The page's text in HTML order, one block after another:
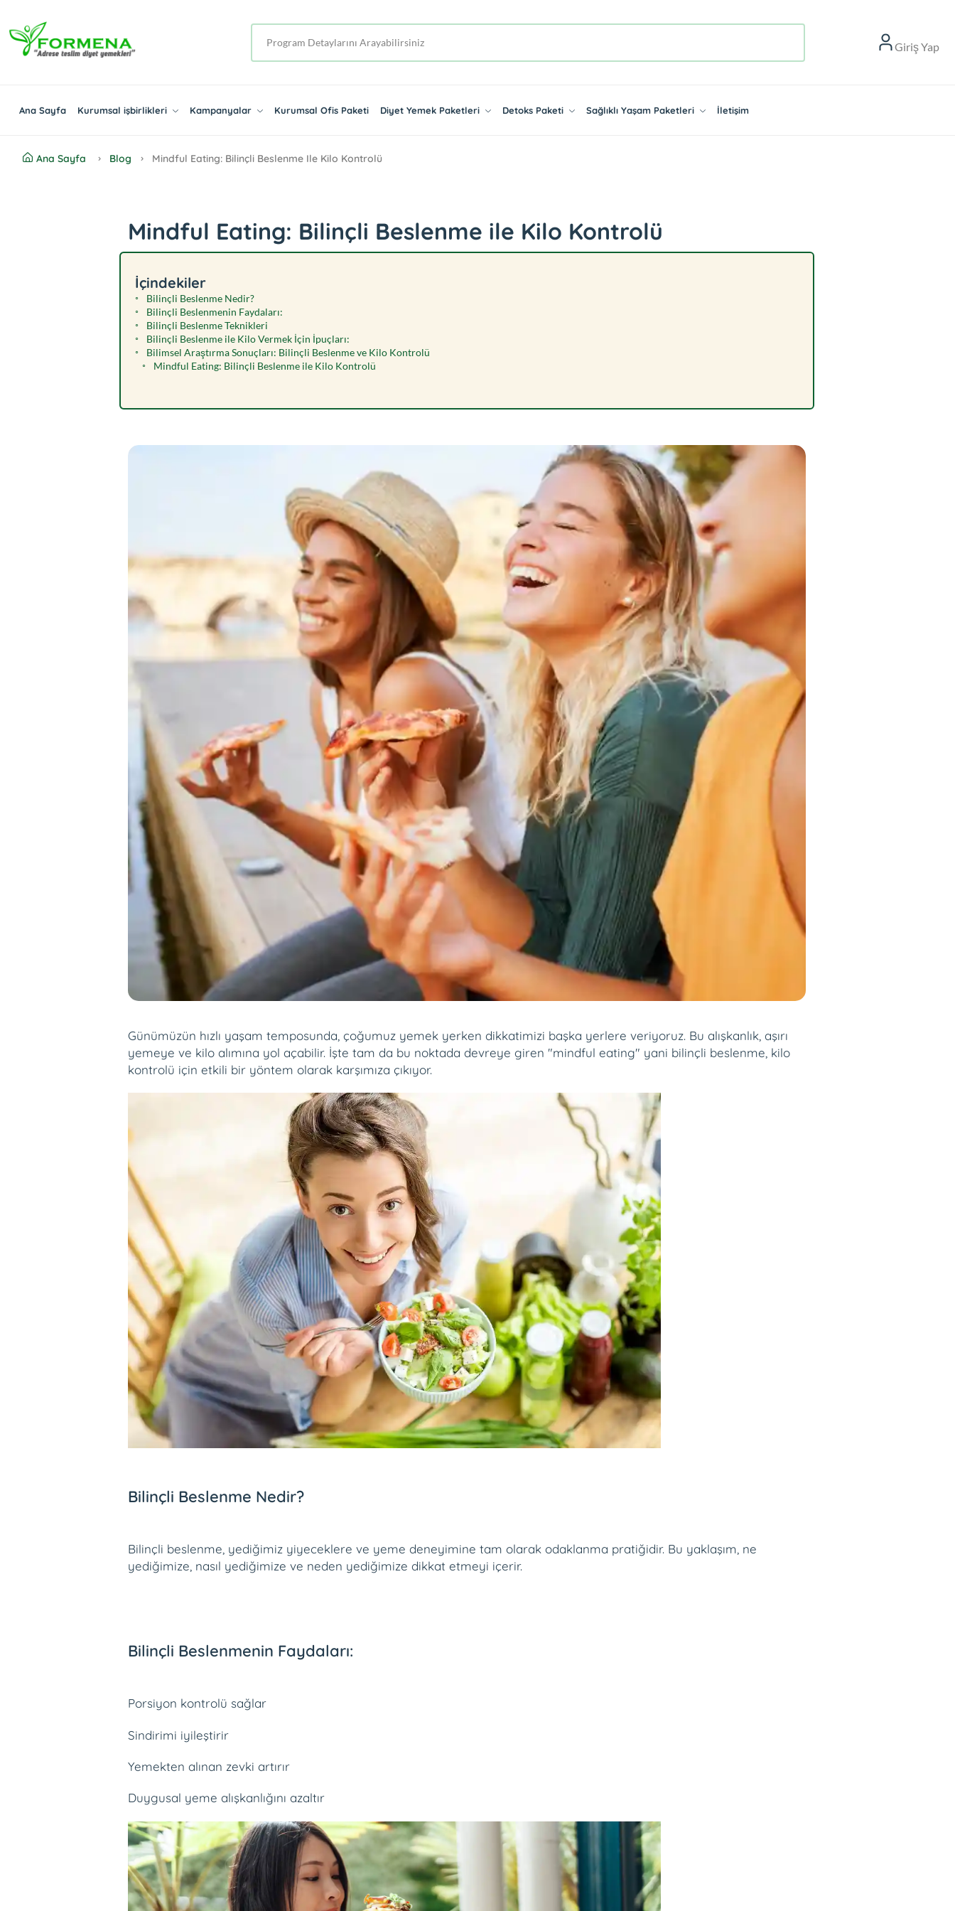
Giriş Yap
Ana Sayfa Kurumsal işbirlikleri Kampanyalar Kurumsal Ofis Paketi Diyet Yemek Paketleri Detoks Paketi Sağlıklı Yaşam Paketleri İletişim
Ana Sayfa Blog Mindful Eating: Bilinçli Beslenme Ile Kilo Kontrolü
Mindful Eating: Bilinçli Beslenme ile Kilo Kontrolü
İçindekiler
Bilinçli Beslenme Nedir?
Bilinçli Beslenmenin Faydaları:
Bilinçli Beslenme Teknikleri
Bilinçli Beslenme ile Kilo Vermek İçin İpuçları:
Bilimsel Araştırma Sonuçları: Bilinçli Beslenme ve Kilo Kontrolü
Mindful Eating: Bilinçli Beslenme ile Kilo Kontrolü
Günümüzün hızlı yaşam temposunda, çoğumuz yemek yerken dikkatimizi başka yerlere veriyoruz. Bu alışkanlık, aşırı
yemeye ve kilo alımına yol açabilir. İşte tam da bu noktada devreye giren "mindful eating" yani bilinçli beslenme, kilo
kontrolü için etkili bir yöntem olarak karşımıza çıkıyor.
Bilinçli Beslenme Nedir?
Bilinçli beslenme, yediğimiz yiyeceklere ve yeme deneyimine tam olarak odaklanma pratiğidir. Bu yaklaşım, ne
yediğimize, nasıl yediğimize ve neden yediğimize dikkat etmeyi içerir.
Bilinçli Beslenmenin Faydaları:
Porsiyon kontrolü sağlar
Sindirimi iyileştirir
Yemekten alınan zevki artırır
Duygusal yeme alışkanlığını azaltır